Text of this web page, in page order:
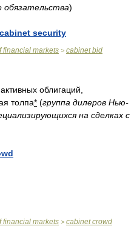
обязательства)
cabinet security
financial markets > cabinet bid
облигаций,
толпа* (группа дилеров Нью-
на сделках с
financial markets > cabinet crowd